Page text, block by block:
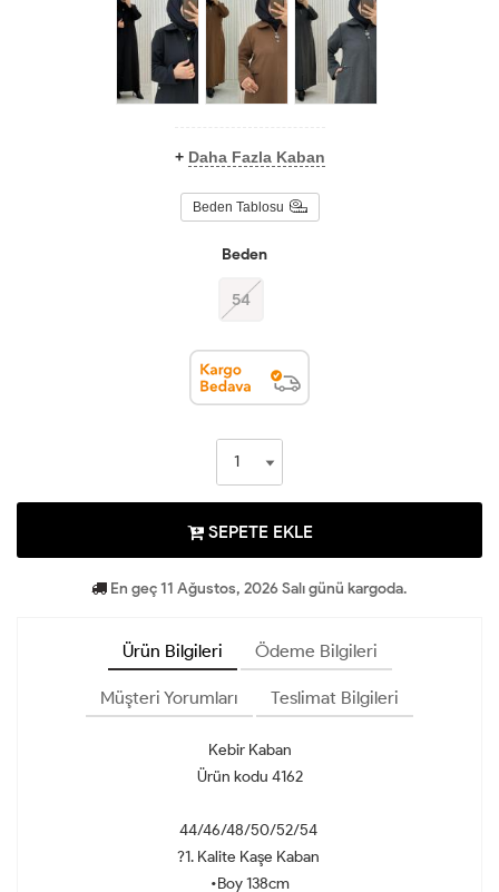
+ Daha Fazla Kaban
Beden Tablosu
Beden
54
SEPETE EKLE
En geç 11 Ağustos, 2026 Salı günü kargoda.
Ürün Bilgileri Ödeme Bilgileri
Müşteri Yorumları Teslimat Bilgileri
Kebir Kaban
Ürün kodu 4162
44/46/48/50/52/54
?1. Kalite Kaşe Kaban
•Boy 138cm